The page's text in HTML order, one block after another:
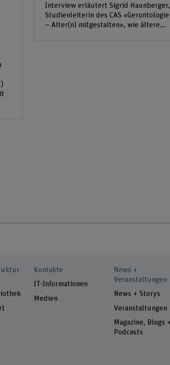
Interview erläutert Sigrid Haunberger,
Studienleiterin des CAS «Gerontologie
– Alter(n) mitgestalten», wie ältere...
Kontakte
IT-Informationen
Medien
News +
Veranstaltungen
News + Storys
Veranstaltungen
Magazine, Blogs
Podcasts